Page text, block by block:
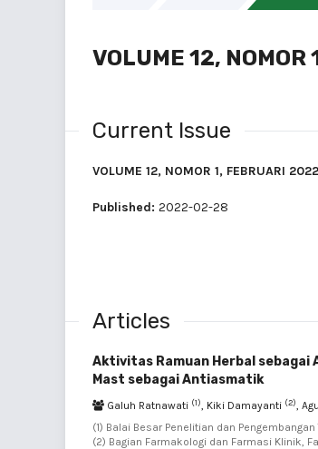
VOLUME 12,
Current Issue
VOLUME 12, NOMOR 1, FEBRUARI 2022
Published: 2022-02-28
Articles
Aktivitas Ramuan Herbal sebagai
Mast sebagai Antiasmatik
Galuh Ratnawati (1), Kiki Damayanti (2),
(1) Balai Besar Penelitian dan
(2) Bagian Farmakologi dan Farmasi Klinik,